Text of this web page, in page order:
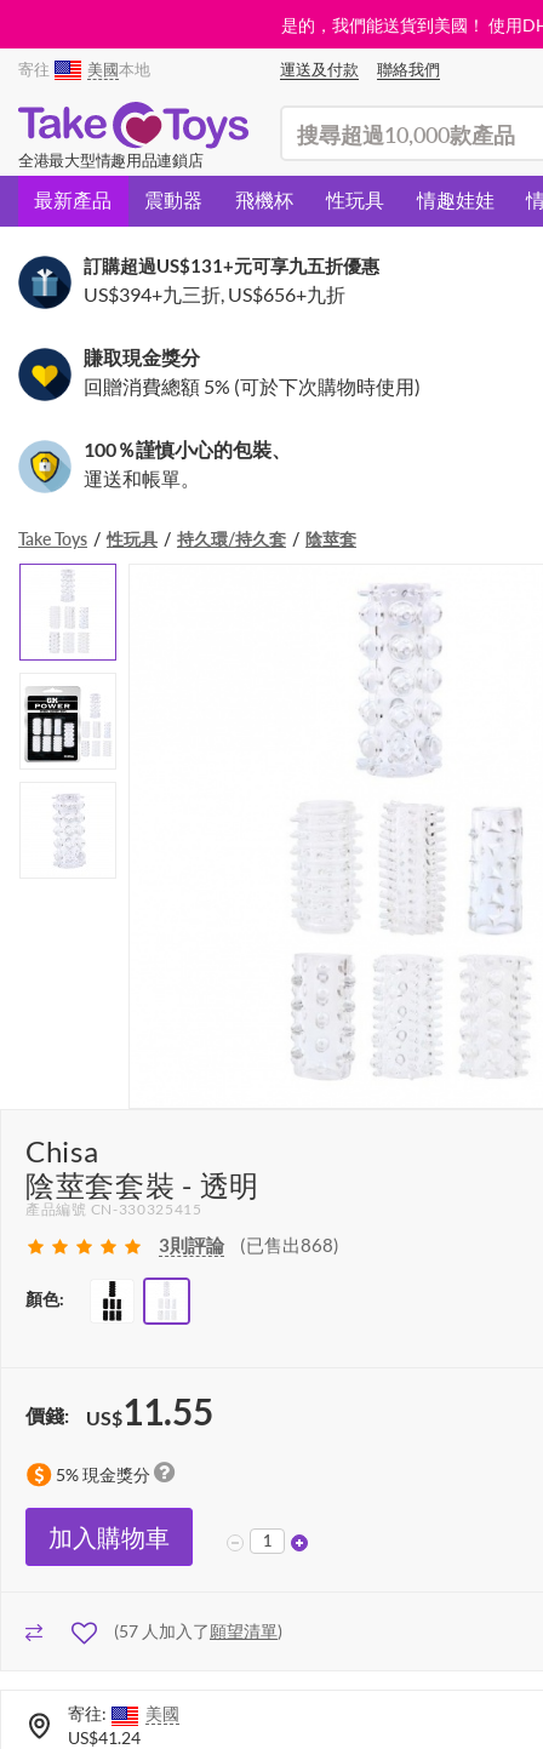
是的，我們能送貨到美國！ 使用
寄往 美國本地 運送及付款 聯絡我們
全港最大型情趣用品連鎖店
最新產品 震動器 飛機杯 性玩具 情趣娃娃
訂購超過US$131+元可享九五折優惠
US$394+九三折, US$656+九折
賺取現金獎分
回贈消費總額 5% (可於下次購物時使用)
100％謹慎小心的包裝、
運送和帳單。
Take Toys 性玩具 持久環/持久套 陰莖套
Chisa
陰莖套套裝 - 透明
產品編號 CN-330325415
3則評論 (已售出868)
顏色:
價錢: US$11.55
5% 現金獎分
加入購物車
(57 人加入了願望清單)
寄往:
美國
US$41.24